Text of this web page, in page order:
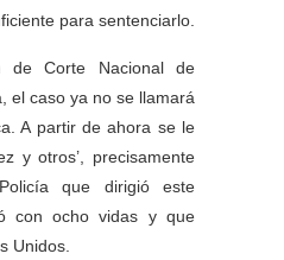
para sentenciarlo.
de Corte Nacional de
el caso ya no se llamará
A partir de ahora se le
y otros’, precisamente
que dirigió este
con ocho vidas y que
Unidos.